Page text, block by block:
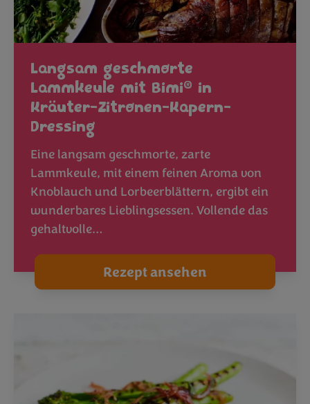
Langsam geschmorte
Lammkeule mit Bimi® in
Kräuter-Zitronen-Kapern-
Dressing
Eine langsam geschmorte, zarte
Lammkeule, mit einem feinen Aroma von
Knoblauch und Lorbeerblättern, ergibt ein
wunderbares Lieblingsessen. Vollende das
gehaltvolle…
Rezept ansehen